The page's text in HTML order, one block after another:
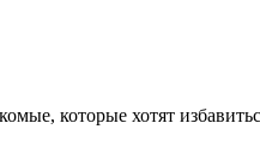
которые хотят